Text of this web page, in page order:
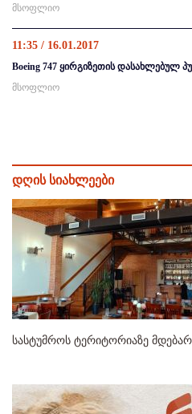
მსოფლიო
11:35 / 16.01.2017
Boeing 747 ყირგიზეთის დასახლებულ
მსოფლიო
დღის სიახლეები
სასტუმროს ტერიტორიაზე